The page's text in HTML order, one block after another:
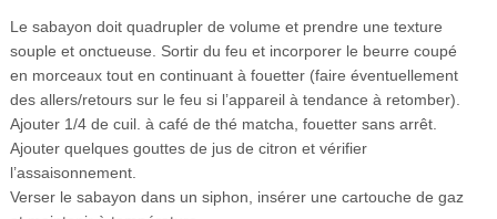
Le sabayon doit quadrupler de volume et prendre une texture
souple et onctueuse. Sortir du feu et incorporer le beurre coupé
en morceaux tout en continuant à fouetter (faire éventuellement
des allers/retours sur le feu si l’appareil à tendance à retomber).
Ajouter 1/4 de cuil. à café de thé matcha, fouetter sans arrêt.
Ajouter quelques gouttes de jus de citron et vérifier
l’assaisonnement.
Verser le sabayon dans un siphon, insérer une cartouche de gaz